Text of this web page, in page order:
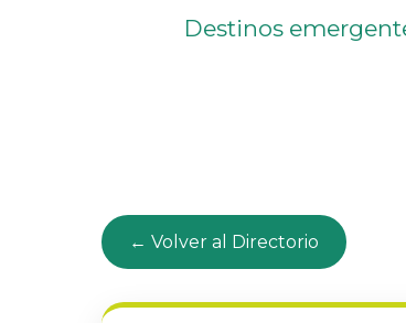
Destinos
← Volver al Directorio